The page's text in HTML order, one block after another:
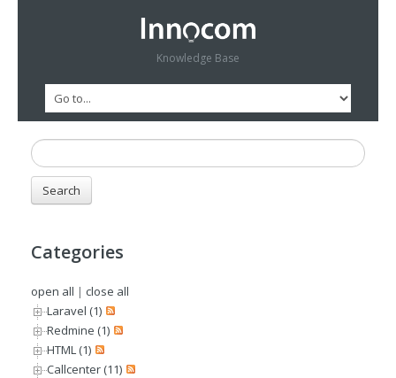
Knowledge Base
Categories
open all | close all
Laravel (1)
Redmine (1)
HTML (1)
Callcenter (11)